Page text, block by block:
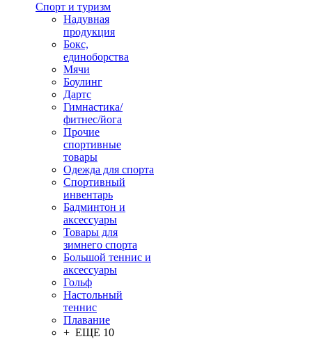
Спорт и туризм
Надувная
продукция
Бокс,
единоборства
Мячи
Боулинг
Дартс
Гимнастика/
фитнес/йога
Прочие
спортивные
товары
Одежда для спорта
Спортивный
инвентарь
Бадминтон и
аксессуары
Товары для
зимнего спорта
Большой теннис и
аксессуары
Гольф
Настольный
теннис
Плавание
+ ЕЩЕ 10